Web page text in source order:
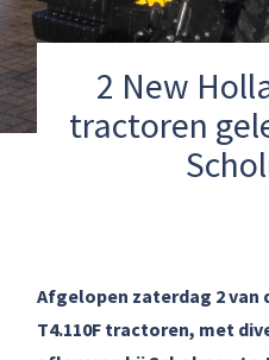
2 New
tractoren
Afgelopen zaterdag 2 van
T4.110F tractoren, met